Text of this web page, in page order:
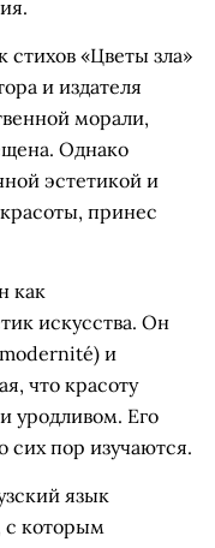
«Цветы зла»
и издателя
морали,
Однако
эстетикой и
принес
как
искусства. Он
и
что красоту
уродливом. Его
сих пор изучаются.
язык
с которым